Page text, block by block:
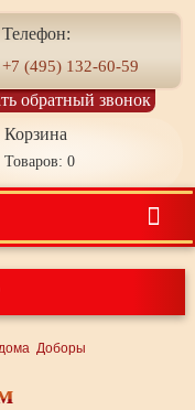
Телефон:
+7 (495) 132-60-59
обратный звонок
Корзина
Товаров: 0
Доборы